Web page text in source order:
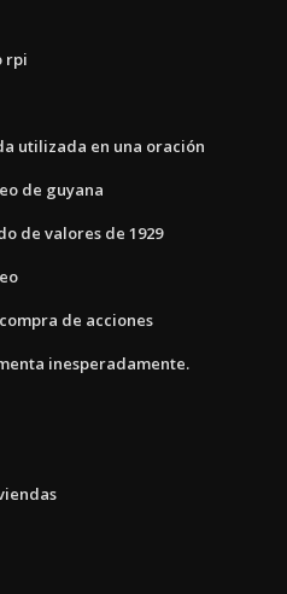
rpi
utilizada en una oración
de guyana
de valores de 1929
de acciones
inesperadamente.